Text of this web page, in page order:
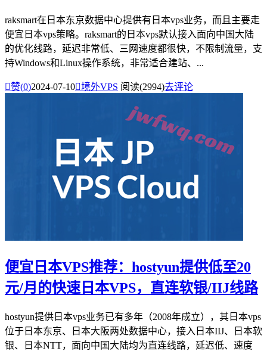
raksmart在日本东京数据中心提供有日本vps业务，而且主要走
便宜日本vps策略。raksmart的日本vps默认接入面向中国大陆
的优化线路，延迟非常低、三网速度都很快，不限制流量，支
持Windows和Linux操作系统，非常适合建站、...
赞(0)2024-07-10境外VPS 阅读(2994)去评论
便宜日本VPS推荐：hostyun提供低至20
元/月的快速日本VPS，直连软银/IIJ线路
hostyun提供日本vps业务已有多年（2008年成立），其日本vps
位于日本东京、日本大阪两处数据中心，接入日本IIJ、日本软
银、日本NTT，面向中国大陆均为直连线路，延迟低、速度